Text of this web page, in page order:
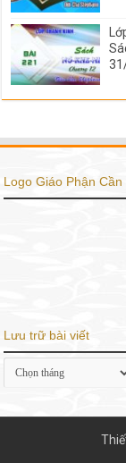
Logo Giáo Phận
Lưu trữ bài viết
Lưu
trữ